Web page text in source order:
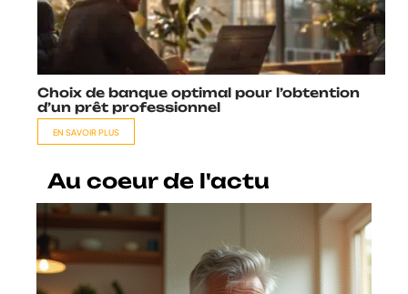
Choix de banque optimal pour l’obtention
d’un prêt professionnel
EN SAVOIR PLUS
Au coeur de l'actu